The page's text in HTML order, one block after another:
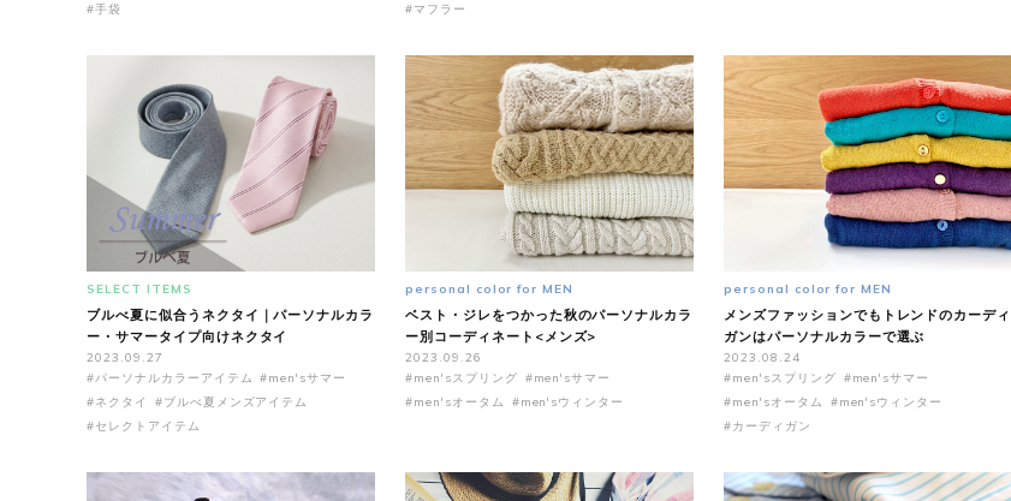
#手袋
#マフラー
SELECT ITEMS
ブルべ夏に似合うネクタイ｜パーソナルカラ
ー・サマータイプ向けネクタイ
2023.09.27
#パーソナルカラーアイテム #men'sサマー
#ネクタイ
#ブルべ夏メンズアイテム
#セレクトアイテム
personal color for MEN
ベスト・ジレをつかった秋のパーソナルカラ
ー別コーディネート<メンズ>
2023.09.26
#men'sスプリング #men'sサマー
#men'sオータム
#men'sウィンター
personal color for MEN
メンズファッションでもトレンドのカーディ
ガンはパーソナルカラーで選ぶ
2023.08.24
#men'sスプリング #men'sサマー
#men'sオータム
#men'sウィンター
#カーディガン